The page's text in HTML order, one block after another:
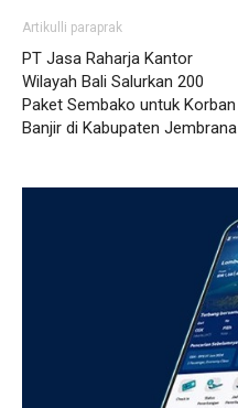
Artikulli paraprak
PT Jasa Raharja Kantor
Wilayah Bali Salurkan 200
Paket Sembako untuk Korban
Banjir di Kabupaten Jembrana